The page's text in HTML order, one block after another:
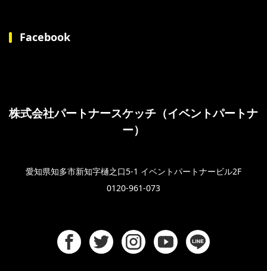
Facebook
株式会社パートナースケッチ（イベントパートナ
ー）
愛知県知多市新知字樋之口5-1 イベントパートナービル2F
0120-961-073